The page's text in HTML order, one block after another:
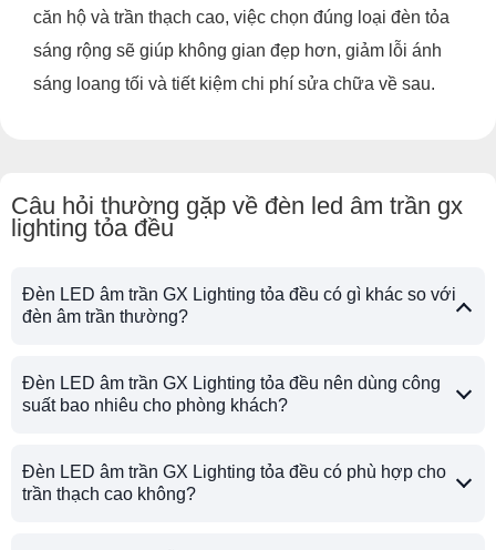
căn hộ và trần thạch cao, việc chọn đúng loại đèn tỏa
sáng rộng sẽ giúp không gian đẹp hơn, giảm lỗi ánh
sáng loang tối và tiết kiệm chi phí sửa chữa về sau.
Câu hỏi thường gặp về đèn led âm trần gx
lighting tỏa đều
Đèn LED âm trần GX Lighting tỏa đều có gì khác so với
đèn âm trần thường?
Đèn LED âm trần GX Lighting tỏa đều nên dùng công
suất bao nhiêu cho phòng khách?
Đèn LED âm trần GX Lighting tỏa đều có phù hợp cho
trần thạch cao không?